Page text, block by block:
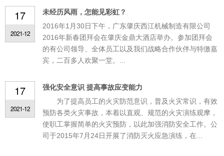
17
2021-12
未经历风雨，怎能见彩虹？
2016年1月30日下午，广东肇庆西江机械制造有限公司
2016年新春团拜会在肇庆金鼎大酒店举办。参加团拜会
的有公司领导、全体员工以及我们战略合作伙伴与特缴嘉
宾，二百多人欢聚一堂。...
17
2021-12
强化安全意识 提高事故应变能力
为了提高员工的火灾防范意识，普及火灾常识，有效
预防各类火灾事故，本着以直观、规范的火灾演练观摩，
使职工掌握简单的火灾预防，以此加强消防安全工作。公
司于2015年7月24日开展了消防灭火应急演练，在...